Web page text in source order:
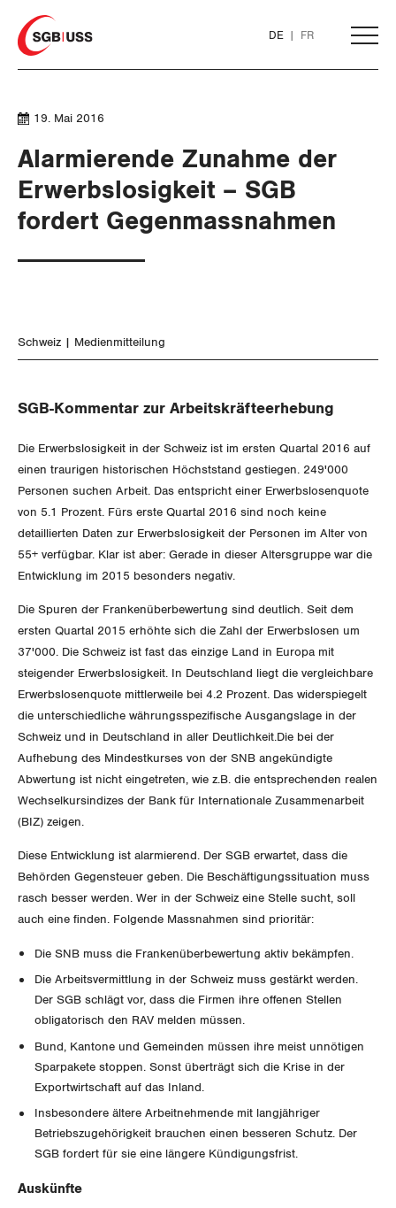
Home
DE FR
THEMEN
ARBEIT
Geld und Währung
Aussenwirtschaft
Verteilung
AHV
Berufliche Vorsorge
Arbeitslosenversicherung
Überbrückungsleistung
Ergänzungsleistungen
Invalidenversicherung
Unfallversicherung
Gesundheit
Verkehr
Post
Energie und Umwelt
Kommunikation und Medien
GLEICHSTELLUNG
Gleichstellung von Frauen und Männern
Gleichstellung von LGBTI
BILDUNG & JUGEND
MIGRATION
GEWERKSCHAFTSPOLITIK
SERVICE
LOHNRECHNER
WEITERBILDUNG
BROSCHÜREN/BÜCHER
DER SGB
Vorstand
Präsidialausschuss
Feministische Kommission
Jugendkommission
Migrationskommission
Queer-Kommission
ZENTRALSEKRETARIAT
KANTONALE BÜNDE
Aargau
Beide Basel
Bern
Freiburg
ANGESCHLOSSENE VERBÄNDE
AGENDA
Medien
Artikel
Blog Daniel Lampart
Der Europa-Blog
Kontakt
19. Mai 2016
Alarmierende Zunahme der
Erwerbslosigkeit – SGB
fordert Gegenmassnahmen
Schweiz Medienmitteilung
SGB-Kommentar zur Arbeitskräfteerhebung
Die Erwerbslosigkeit in der Schweiz ist im ersten Quartal 2016 auf
einen traurigen historischen Höchststand gestiegen. 249'000
Personen suchen Arbeit. Das entspricht einer Erwerbslosenquote
von 5.1 Prozent. Fürs erste Quartal 2016 sind noch keine
detaillierten Daten zur Erwerbslosigkeit der Personen im Alter von
55+ verfügbar. Klar ist aber: Gerade in dieser Altersgruppe war die
Entwicklung im 2015 besonders negativ.
Die Spuren der Frankenüberbewertung sind deutlich. Seit dem
ersten Quartal 2015 erhöhte sich die Zahl der Erwerbslosen um
37'000. Die Schweiz ist fast das einzige Land in Europa mit
steigender Erwerbslosigkeit. In Deutschland liegt die vergleichbare
Erwerbslosenquote mittlerweile bei 4.2 Prozent. Das widerspiegelt
die unterschiedliche währungsspezifische Ausgangslage in der
Schweiz und in Deutschland in aller Deutlichkeit.Die bei der
Aufhebung des Mindestkurses von der SNB angekündigte
Abwertung ist nicht eingetreten, wie z.B. die entsprechenden realen
Wechselkursindizes der Bank für Internationale Zusammenarbeit
(BIZ) zeigen.
Diese Entwicklung ist alarmierend. Der SGB erwartet, dass die
Behörden Gegensteuer geben. Die Beschäftigungssituation muss
rasch besser werden. Wer in der Schweiz eine Stelle sucht, soll
auch eine finden. Folgende Massnahmen sind prioritär:
Die SNB muss die Frankenüberbewertung aktiv bekämpfen.
Die Arbeitsvermittlung in der Schweiz muss gestärkt werden.
Der SGB schlägt vor, dass die Firmen ihre offenen Stellen
obligatorisch den RAV melden müssen.
Bund, Kantone und Gemeinden müssen ihre meist unnötigen
Sparpakete stoppen. Sonst überträgt sich die Krise in der
Exportwirtschaft auf das Inland.
Insbesondere ältere Arbeitnehmende mit langjähriger
Betriebszugehörigkeit brauchen einen besseren Schutz. Der
SGB fordert für sie eine längere Kündigungsfrist.
Auskünfte